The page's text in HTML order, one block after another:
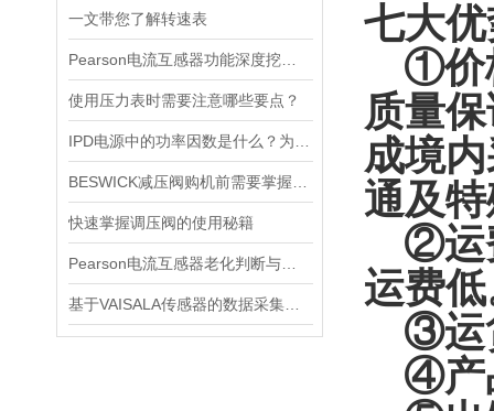
一文带您了解转速表
使用压力表时需要注意哪些要点？
快速掌握调压阀的使用秘籍
七大
①价
质量
成境
通及
②运
运费低
③运
④产